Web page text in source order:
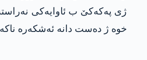
ژی پەکەکێ ب ئاوایەکی
خوە ژ دەست دانە ئەشکەرە